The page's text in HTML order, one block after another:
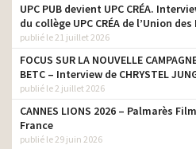
UPC PUB devient UPC CRÉA.
du collège UPC CRÉA de l’Union
publié le 21 juillet 2026
FOCUS SUR LA NOUVELLE
BETC – Interview de CHRYSTEL
publié le 2 juillet 2026
CANNES LIONS 2026 – Palmarès
France
publié le 29 juin 2026